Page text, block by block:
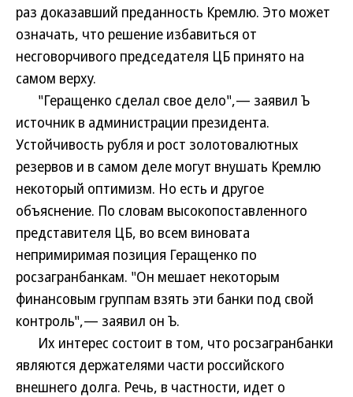
раз доказавший преданность Кремлю. Это может
означать, что решение избавиться от
несговорчивого председателя ЦБ принято на
самом верху.
"Геращенко сделал свое дело",— заявил Ъ
источник в администрации президента.
Устойчивость рубля и рост золотовалютных
резервов и в самом деле могут внушать Кремлю
некоторый оптимизм. Но есть и другое
объяснение. По словам высокопоставленного
представителя ЦБ, во всем виновата
непримиримая позиция Геращенко по
росзагранбанкам. "Он мешает некоторым
финансовым группам взять эти банки под свой
контроль",— заявил он Ъ.
Их интерес состоит в том, что росзагранбанки
являются держателями части российского
внешнего долга. Речь, в частности, идет о